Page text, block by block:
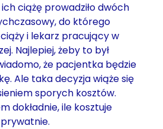
ciążę prowadziło dwóch
do którego
i lekarz pracujący w
Najlepiej, żeby to był
że pacjentka będzie
Ale taka decyzja wiąże się
sporych kosztów.
dokładnie, ile kosztuje